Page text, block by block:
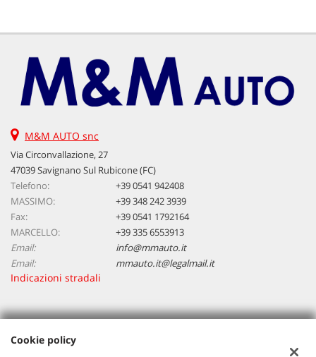
M&M AUTO snc
Via Circonvallazione, 27
47039 Savignano Sul Rubicone (FC)
Telefono:
+39 0541 942408
MASSIMO:
+39 348 242 3939
Fax:
+39 0541 1792164
MARCELLO:
+39 335 6553913
Email:
info@mmauto.it
Email:
mmauto.it@legalmail.it
Indicazioni stradali
M&M Auto Snc
Cookie policy